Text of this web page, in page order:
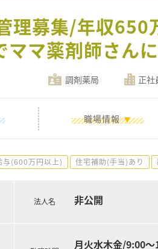
理募集/年収
ママ薬剤師さん
調剤薬局 正社
職場情報
与(600万円以上) 住宅補助(手当)あり
法人名 非公開
月火水木金/9:00